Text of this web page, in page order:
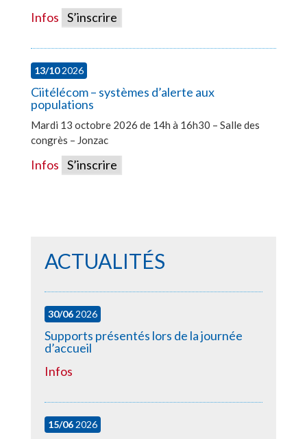
Infos S’inscrire
13/102026
Ciitélécom – systèmes d’alerte aux
populations
Mardi 13 octobre 2026 de 14h à 16h30 – Salle des
congrès – Jonzac
Infos S’inscrire
ACTUALITÉS
30/062026
Supports présentés lors de la journée
d’accueil
Infos
15/062026